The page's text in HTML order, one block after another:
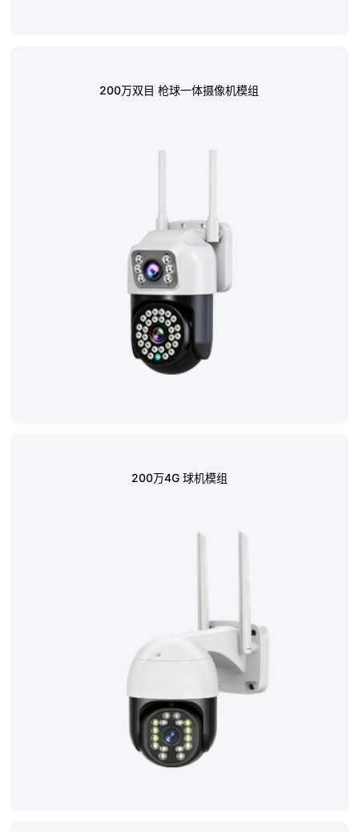
200万双目 枪球一体摄像机模组
200万4G 球机模组